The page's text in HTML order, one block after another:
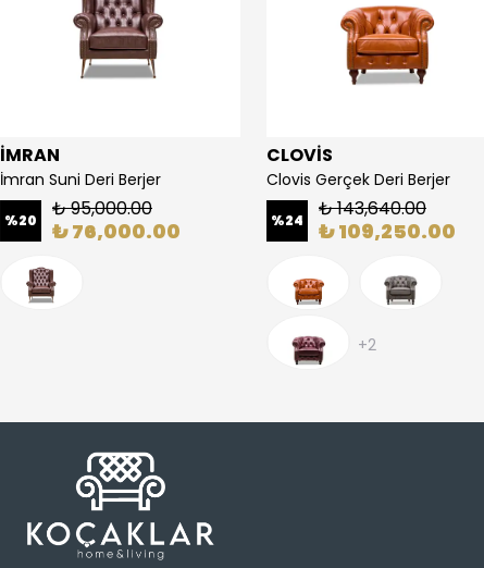
İMRAN
İmran Suni Deri Berjer
%20 ₺ 95,000.00
₺ 76,000.00
CLOVİS
Clovis Gerçek Deri Berjer
%24 ₺ 143,640.00
₺ 109,250.00
+2